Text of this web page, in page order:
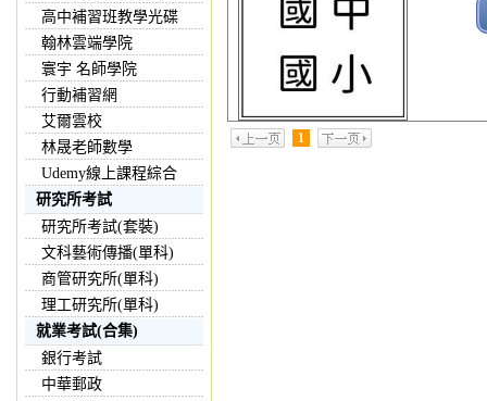
高中補習班教學光碟
翰林雲端學院
寰宇 名師學院
行動補習網
艾爾雲校
林晟老師數學
Udemy線上課程綜合
研究所考試
研究所考試(套裝)
文科藝術傳播(單科)
商管研究所(單科)
理工研究所(單科)
就業考試(合集)
銀行考試
中華郵政
1